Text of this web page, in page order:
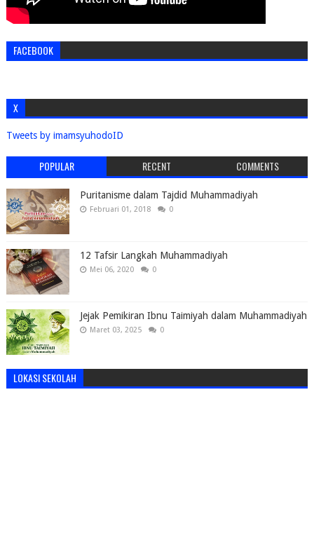
FACEBOOK
X
Tweets by imamsyuhodoID
POPULAR RECENT COMMENTS
Puritanisme dalam Tajdid Muhammadiyah
Februari 01, 2018 0
12 Tafsir Langkah Muhammadiyah
Mei 06, 2020 0
Jejak Pemikiran Ibnu Taimiyah dalam Muhammadiyah
Maret 03, 2025 0
LOKASI SEKOLAH